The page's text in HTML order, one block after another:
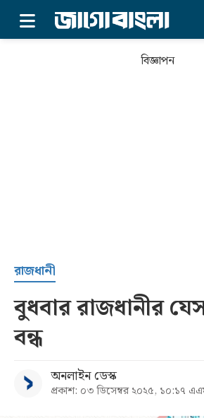
সর্বশেষ
বিভাগ
বিজ্ঞাপন
রাজধানী
বুধবার রাজধানীর
বন্ধ
অনলাইন ডেস্ক
প্রকাশ: ০৩ ডিসেম্বর ২০২৫, ১০:১৭